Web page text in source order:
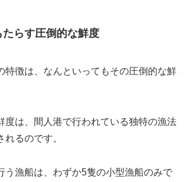
たらす圧倒的な鮮度
特徴は、なんといってもその圧倒的な鮮
度は、間人港で行われている独特の漁法
るのです。
う漁船は、わずか5隻の小型漁船のみで